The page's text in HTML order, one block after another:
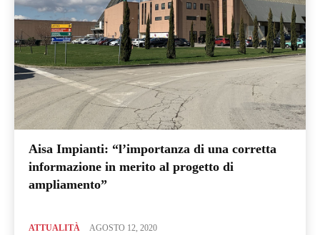
Aisa Impianti: “l’importanza di una corretta
informazione in merito al progetto di
ampliamento”
ATTUALITÀ AGOSTO 12, 2020